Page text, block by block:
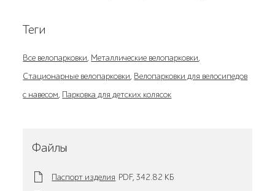
Теги
Все велопарковки, Металлические велопарковки,
Стационарные велопарковки, Велопарковки для велосипедов
с навесом, Парковка для детских колясок
Файлы
Паспорт изделия PDF, 342.82 KБ